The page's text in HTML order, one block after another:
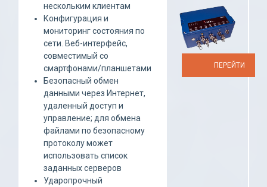
нескольким клиентам
Конфигурация и
мониторинг состояния по
сети. Веб-интерфейс,
совместимый со
смартфонами/планшетами
Безопасный обмен
данными через Интернет,
удаленный доступ и
управление; для обмена
файлами по безопасному
протоколу может
использовать список
заданных серверов
Ударопрочный
ПЕРЕЙТИ